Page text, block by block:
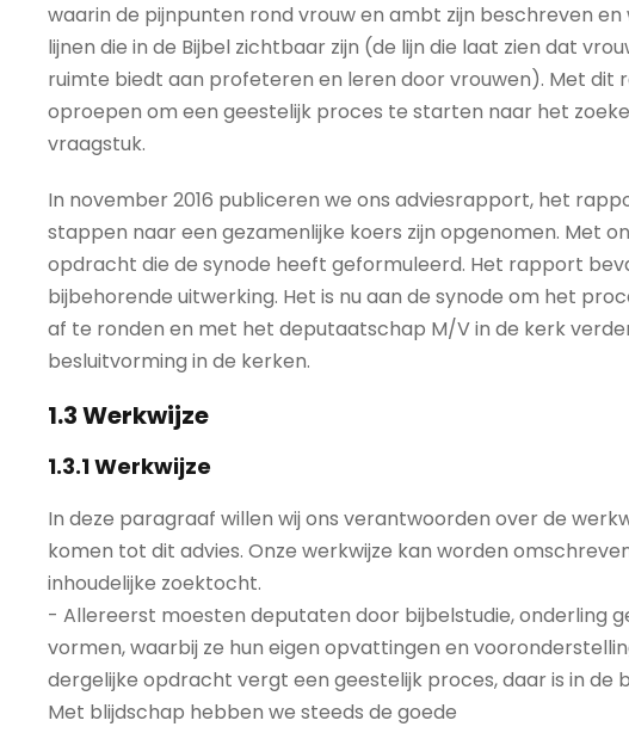
waarin de pijnpunten rond vrouw en ambt zijn beschreven
lijnen die in de Bijbel zichtbaar zijn (de lijn die laat zien dat
ruimte biedt aan profeteren en leren door vrouwen). Met dit
oproepen om een geestelijk proces te starten naar het
vraagstuk.
In november 2016 publiceren we ons adviesrapport, het
stappen naar een gezamenlijke koers zijn opgenomen. Met
opdracht die de synode heeft geformuleerd. Het rapport
bijbehorende uitwerking. Het is nu aan de synode om het
af te ronden en met het deputaatschap M/V in de kerk
besluitvorming in de kerken.
1.3 Werkwijze
1.3.1 Werkwijze
In deze paragraaf willen wij ons verantwoorden over de
komen tot dit advies. Onze werkwijze kan worden
inhoudelijke zoektocht.
- Allereerst moesten deputaten door bijbelstudie, onderling
vormen, waarbij ze hun eigen opvattingen en
dergelijke opdracht vergt een geestelijk proces, daar is in
Met blijdschap hebben we steeds de goede